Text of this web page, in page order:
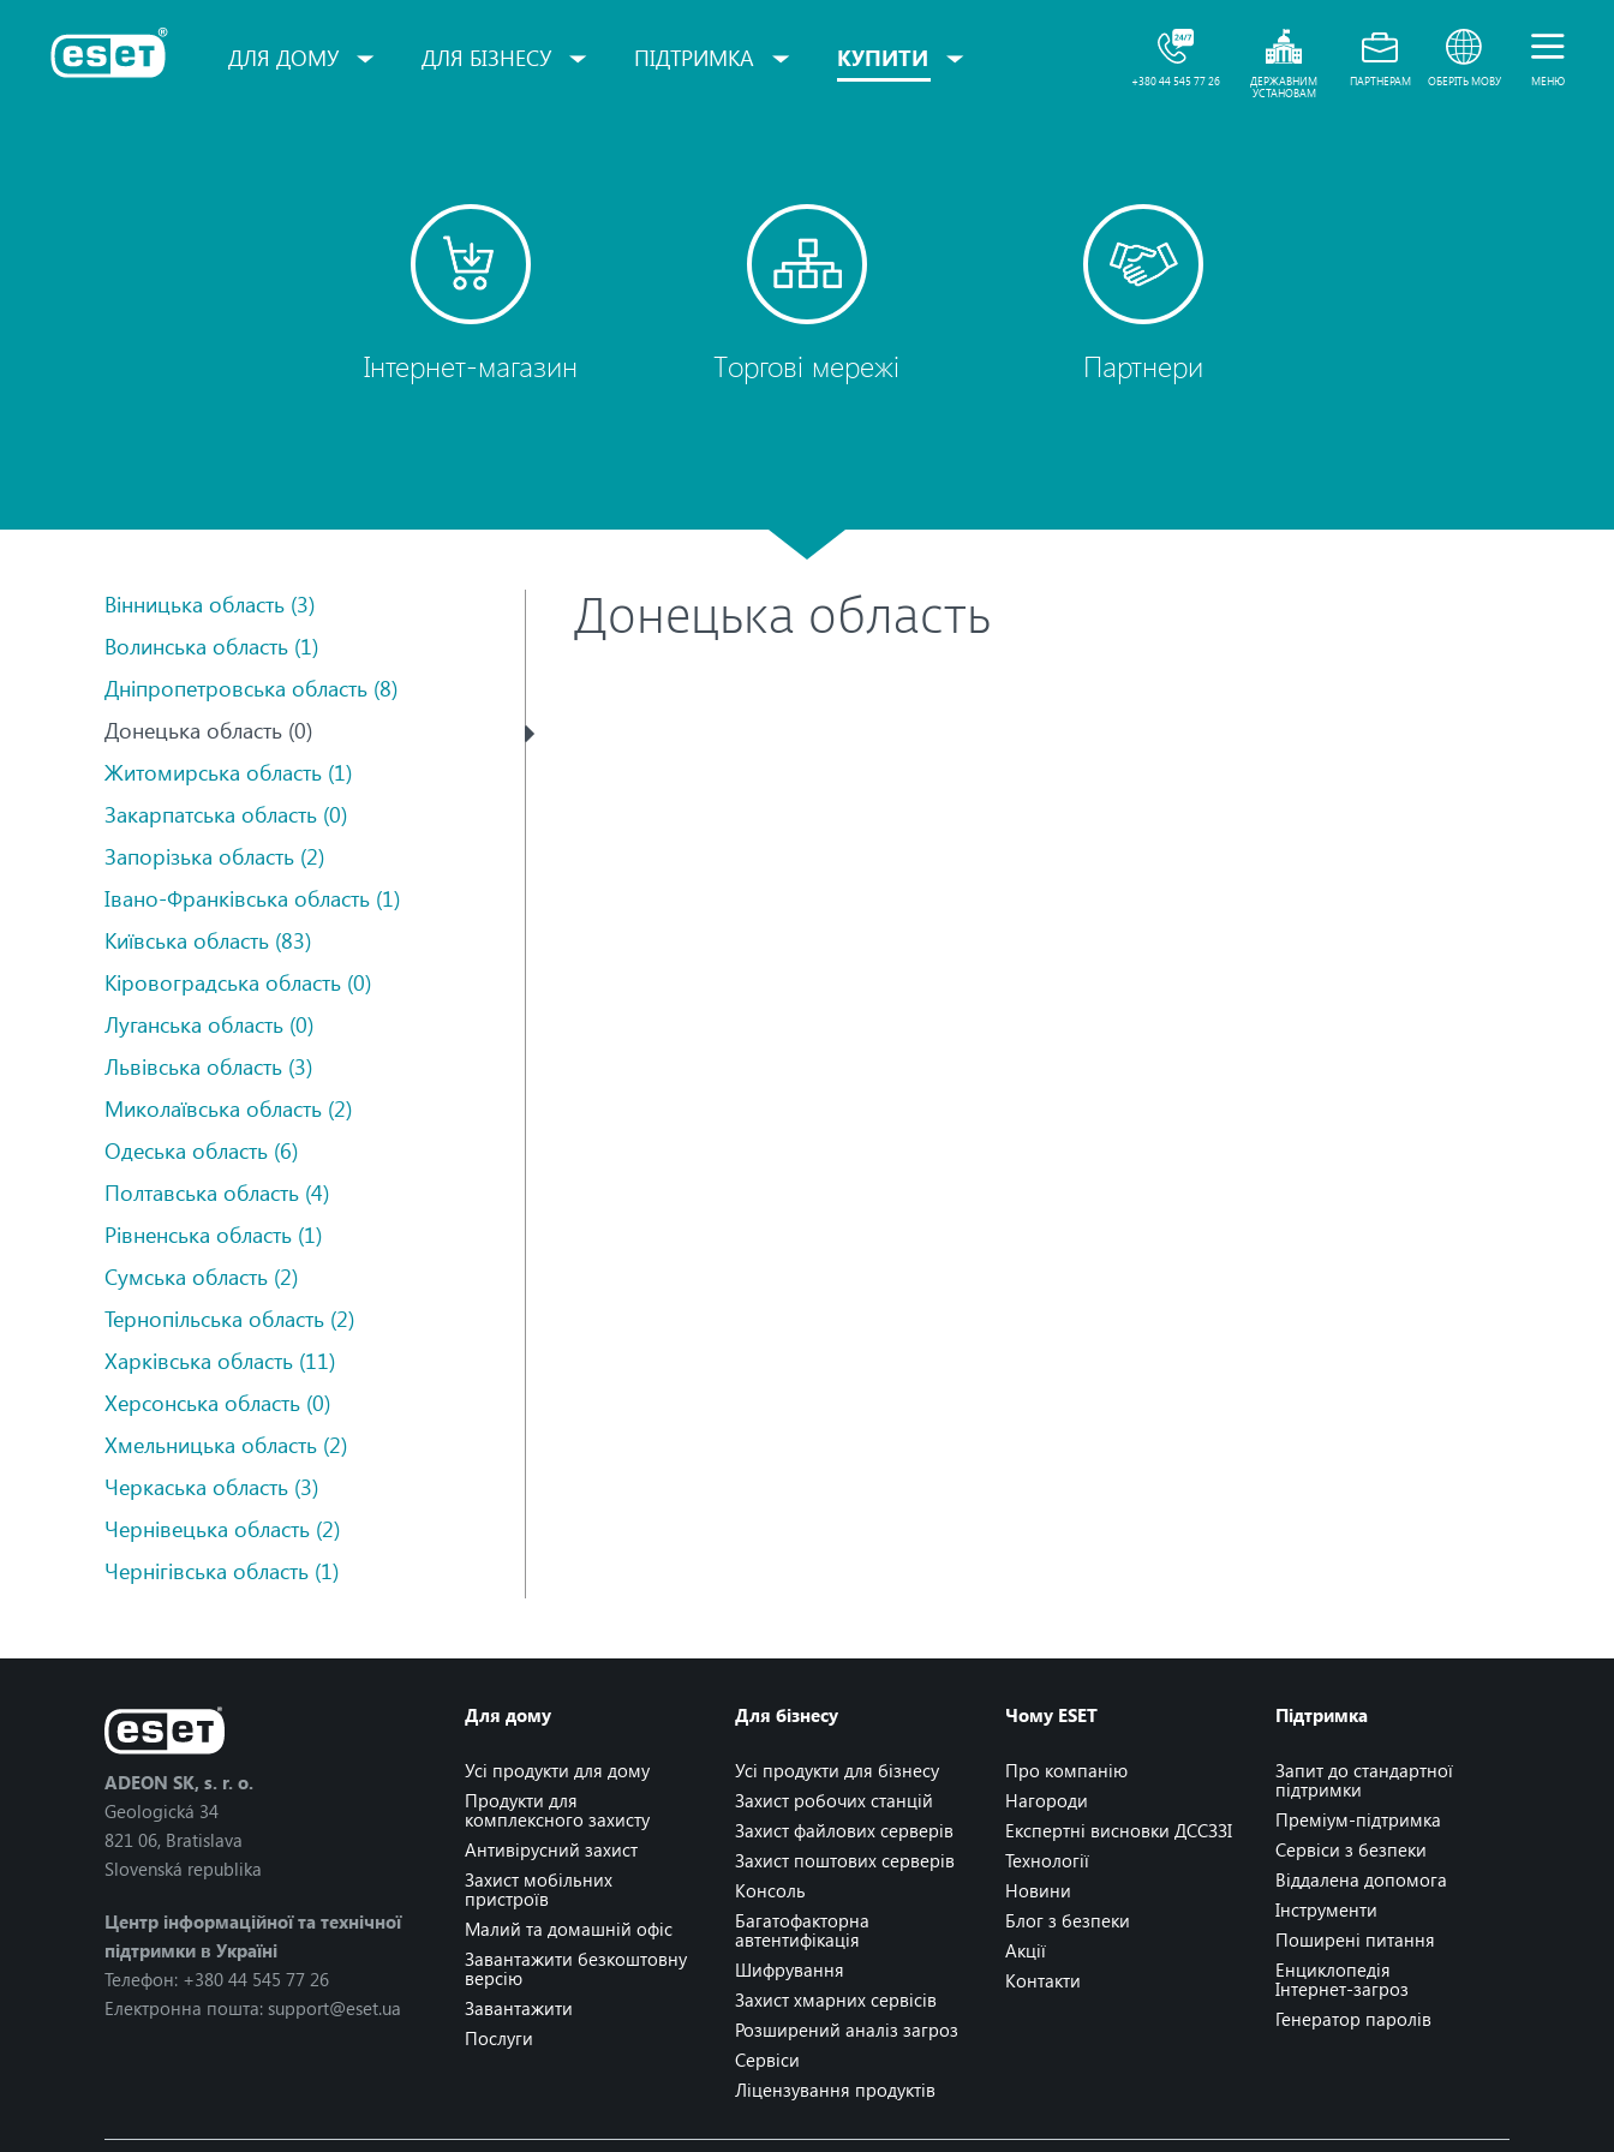
Інтернет-магазин Торгові мережі Партнери
Вінницька область (3)
Волинська область (1)
Дніпропетровська область (8)
Донецька область (0)
Житомирська область (1)
Закарпатська область (0)
Запорізька область (2)
Івано-Франківська область (1)
Київська область (83)
Кіровоградська область (0)
Луганська область (0)
Львівська область (3)
Миколаївська область (2)
Одеська область (6)
Полтавська область (4)
Рівненська область (1)
Сумська область (2)
Тернопільська область (2)
Харківська область (11)
Херсонська область (0)
Хмельницька область (2)
Черкаська область (3)
Чернівецька область (2)
Чернігівська область (1)
Донецька область
ESETДЛЯ ДОМУ ДЛЯ БІЗНЕСУ ПІДТРИМКА КУПИТИ
+380 44 545 77 26
ДЕРЖАВНИМ
УСТАНОВАМ
ПАРТНЕРАМ ОБЕРІТЬ МОВУ МЕНЮ
ADEON SK, s. r. o.
Geologická 34
821 06, Bratislava
Slovenská republika
Центр інформаційної та технічної
підтримки в Україні
Телефон: +380 44 545 77 26
Електронна пошта: support@eset.ua
Для дому
Усі продукти для дому
Продукти для
комплексного захисту
Антивірусний захист
Захист мобільних
пристроїв
Малий та домашній офіс
Завантажити безкоштовну
версію
Завантажити
Послуги
Для бізнесу
Усі продукти для бізнесу
Захист робочих станцій
Захист файлових серверів
Захист поштових серверів
Консоль
Багатофакторна
автентифікація
Шифрування
Захист хмарних сервісів
Розширений аналіз загроз
Сервіси
Ліцензування продуктів
Чому ESET
Про компанію
Нагороди
Експертні висновки ДССЗЗІ
Технології
Новини
Блог з безпеки
Акції
Контакти
Підтримка
Запит до стандартної
підтримки
Преміум-підтримка
Сервіси з безпеки
Віддалена допомога
Інструменти
Поширені питання
Енциклопедія
Інтернет-загроз
Генератор паролів